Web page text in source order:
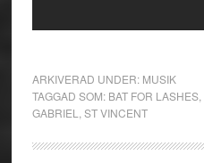
ARKIVERAD UNDER: MUSIK
TAGGAD SOM: BAT FOR LASHES,
GABRIEL
ST VINCENT